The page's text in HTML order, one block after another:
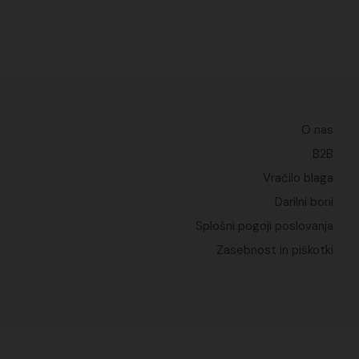
O nas
B2B
Vračilo blaga
Darilni boni
Splošni pogoji poslovanja
Zasebnost in piškotki